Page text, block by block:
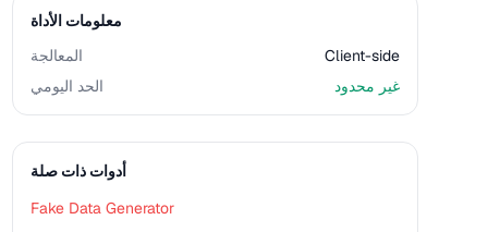
معلومات الأداة
المعالجة
Client-side
الحد اليومي
غير محدود
أدوات ذات صلة
Fake Data Generator